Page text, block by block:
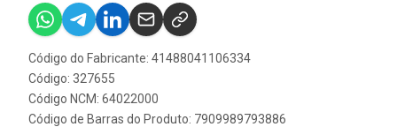
Código do Fabricante: 41488041106334
Código: 327655
Código NCM: 64022000
Código de Barras do Produto: 7909989793886